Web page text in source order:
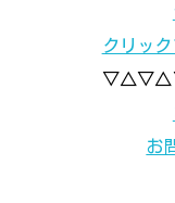
クリッ
お